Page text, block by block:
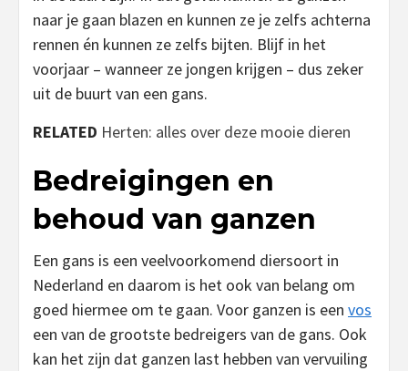
naar je gaan blazen en kunnen ze je zelfs achterna
rennen én kunnen ze zelfs bijten. Blijf in het
voorjaar – wanneer ze jongen krijgen – dus zeker
uit de buurt van een gans.
RELATED Herten: alles over deze mooie dieren
Bedreigingen en
behoud van ganzen
Een gans is een veelvoorkomend diersoort in
Nederland en daarom is het ook van belang om
goed hiermee om te gaan. Voor ganzen is een vos
een van de grootste bedreigers van de gans. Ook
kan het zijn dat ganzen last hebben van vervuiling